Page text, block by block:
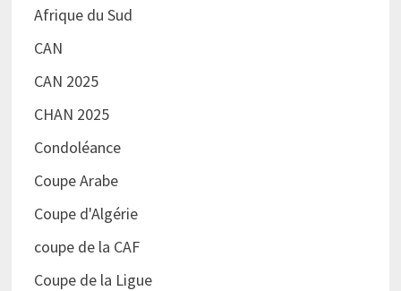
Afrique du Sud
CAN
CAN 2025
CHAN 2025
Condoléance
Coupe Arabe
Coupe d'Algérie
coupe de la CAF
Coupe de la Ligue